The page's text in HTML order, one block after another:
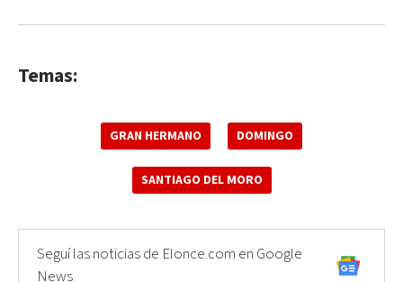
Temas:
GRAN HERMANO DOMINGO
SANTIAGO DEL MORO
Seguí las noticias de Elonce.com en Google
News